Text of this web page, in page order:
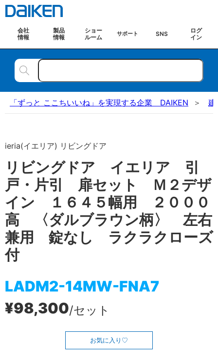
会社
情報
製品
情報
ショー
ルーム
サポート SNS
ログ
イン
「ずっと ここちいいね」を実現する企業 DAIKEN 建
ieria(イエリア) リビングドア
リビングドア イエリア 引
戸・片引 扉セット Ｍ２デザ
イン １６４５幅用 ２０００
高 〈ダルブラウン柄〉 左右
兼用 錠なし ラクラクローズ
付
LADM2-14MW-FNA7
¥98,300/セット
お気に入り